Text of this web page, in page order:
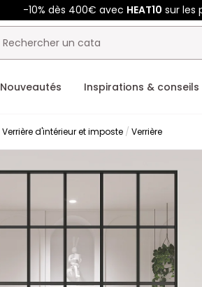
-10% dès 400€ avec HEAT10sur les
Nouveautés Inspirations & conseils
Verrière d'intérieur et imposte Verrière